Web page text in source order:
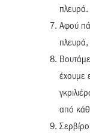
πλευρά.
Αφού
έχουμε
από